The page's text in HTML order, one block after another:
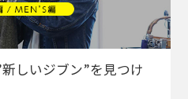
しいジブン”を見つけ